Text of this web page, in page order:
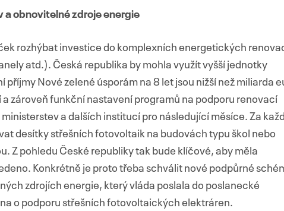
a obnovitelné zdroje energie
rozhýbat investice do komplexních energetických
atd.). Česká republika by mohla využít vyšší jednotky
příjmy Nové zelené úsporám na 8 let jsou nižší než miliarda
a zároveň funkční nastavení programů na podporu renovací
a dalších institucí pro následující měsíce. Za
desítky střešních fotovoltaik na budovách typu škol nebo
Z pohledu České republiky tak bude klíčové, aby měla
Konkrétně je proto třeba schválit nové podpůrné
zdrojích energie, který vláda poslala do poslanecké
o podporu střešních fotovoltaických elektráren.